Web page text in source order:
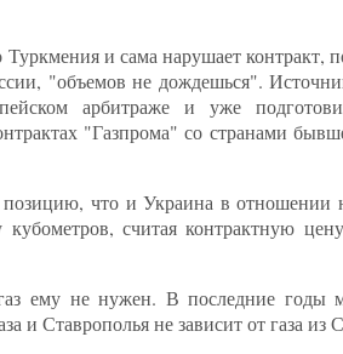
и сама нарушает контракт,
"объемов не дождешься".
арбитраже и уже
"Газпрома" со странами
что и Украина в отношении
считая контрактную
ему не нужен. В последние годы
и Ставрополья не зависит от газа из